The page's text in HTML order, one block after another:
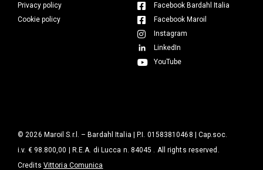
Privacy policy
Cookie policy
Facebook Bardahl Italia
Facebook Maroil
Instagram
LinkedIn
YouTube
© 2026 Maroil S.r.l. – Bardahl Italia | P.I. 01583810468 | Cap.soc.
i.v. € 98.800,00 | R.E.A. di Lucca n. 84045 . All rights reserved.
Credits Vittoria Comunica